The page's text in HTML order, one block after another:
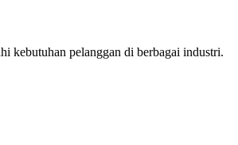
kebutuhan pelanggan di berbagai industri.